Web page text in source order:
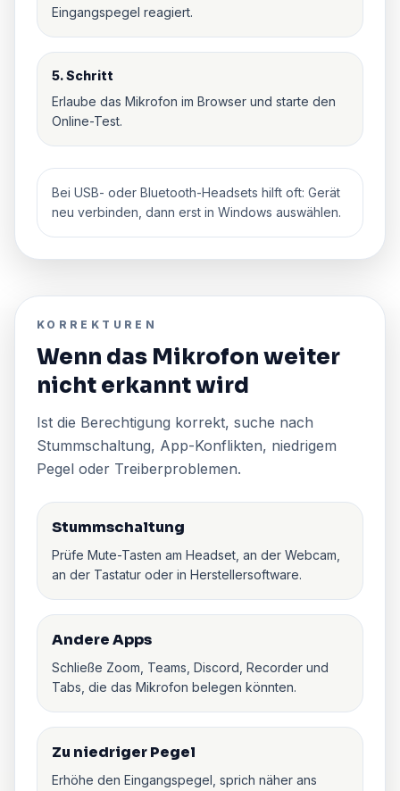
Eingangspegel reagiert.
5. Schritt
Erlaube das Mikrofon im Browser und starte den
Online-Test.
Bei USB- oder Bluetooth-Headsets hilft oft: Gerät
neu verbinden, dann erst in Windows auswählen.
KORREKTUREN
Wenn das Mikrofon weiter
nicht erkannt wird
Ist die Berechtigung korrekt, suche nach
Stummschaltung, App-Konflikten, niedrigem
Pegel oder Treiberproblemen.
Stummschaltung
Prüfe Mute-Tasten am Headset, an der Webcam,
an der Tastatur oder in Herstellersoftware.
Andere Apps
Schließe Zoom, Teams, Discord, Recorder und
Tabs, die das Mikrofon belegen könnten.
Zu niedriger Pegel
Erhöhe den Eingangspegel, sprich näher ans